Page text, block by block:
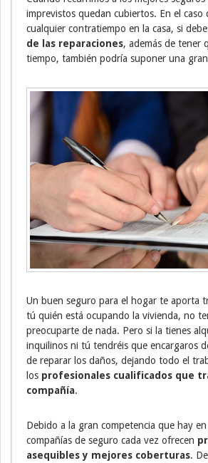
imprevistos quedan cubiertos. En el caso
cualquier contratiempo en la casa, si
de las reparaciones, además de tener
tiempo, también podría suponer una
Un buen seguro para el hogar te aporta
tú quién está ocupando la vivienda, no
preocuparte de nada. Pero si la tienes
inquilinos ni tú tendréis que encargaros
de reparar los daños, dejando todo el
los profesionales cualificados que
compañía.
Debido a la gran competencia que hay
compañías de seguro cada vez ofrecen
asequibles y mejores coberturas.